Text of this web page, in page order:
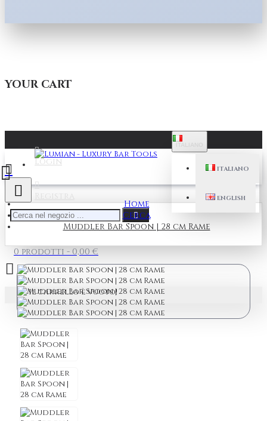
YOUR CART
Login
Registra
ITALIANO
ENGLISH
0 prodotti - 0,00 €
Il carrello è vuoto!
Home
Cerca
Muddler Bar Spoon | 28 cm Rame